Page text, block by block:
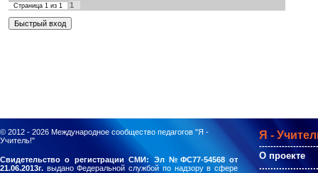
Страница 1 из 1 1
© 2012 - 2026 Международное сообщество педагогов "Я -
Учитель!"
Я -
О проекте
Свидетельство о регистрации СМИ: Эл №ФС77-54568 от
21.06.2013г. выдано Федеральной службой по надзору в сфере